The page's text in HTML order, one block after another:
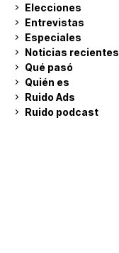
Elecciones
Entrevistas
Especiales
Noticias recientes
Qué pasó
Quién es
Ruido Ads
Ruido podcast